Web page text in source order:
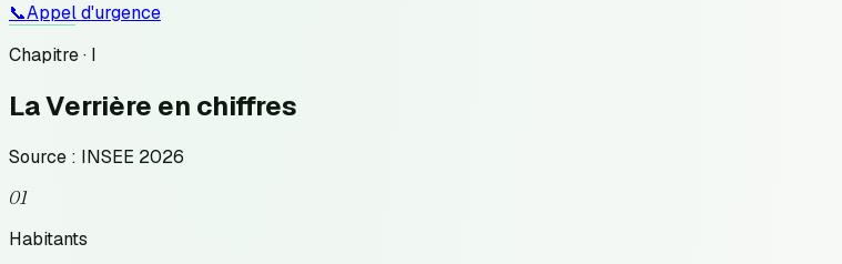
📞Appel d'urgence
Chapitre · I
La Verrière en chiffres
Source : INSEE 2026
01
Habitants